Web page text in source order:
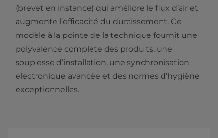
(brevet en instance) qui améliore le flux d’air et
augmente l’efficacité du durcissement. Ce
modèle à la pointe de la technique fournit une
polyvalence complète des produits, une
souplesse d’installation, une synchronisation
électronique avancée et des normes d’hygiène
exceptionnelles.